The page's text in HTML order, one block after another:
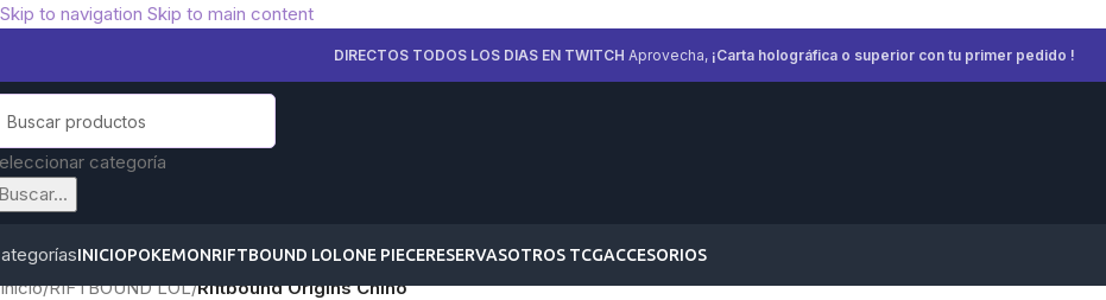
Skip to navigation Skip to main content
DIRECTOS TODOS LOS DIAS EN TWITCH Aprovecha, ¡Carta holográfica o superior con tu primer pedido !
categoría
INICIOPOKEMONRIFTBOUND LOLONE PIECERESERVASOTROS TCGACCESORIOS
Inicio/RIFTBOUND LOL/Riftbound Origins Chino